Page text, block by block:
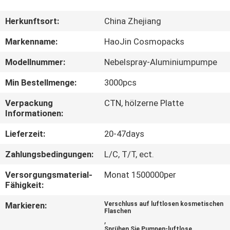
ÜBER
UNS
FABRIK-
AUSFLUG
QUALITÄTSKONTROLLE
TRETEN
SIE
MIT
UNS
Herkunftsort:
China Zhejiang
Markenname:
HaoJin Cosmopacks
Modellnummer:
Nebelspray-Aluminiumpumpe
Min Bestellmenge:
3000pcs
Verpackung
Informationen:
CTN, hölzerne Platte
Lieferzeit:
20-47days
Zahlungsbedingungen:
L/C, T/T, ect.
Versorgungsmaterial-
Fähigkeit:
Monat 1500000per
Markieren:
Verschluss auf luftlosen kosmetischen
Flaschen
,